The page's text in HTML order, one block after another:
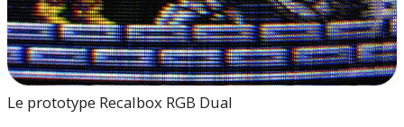
Le prototype Recalbox RGB Dual